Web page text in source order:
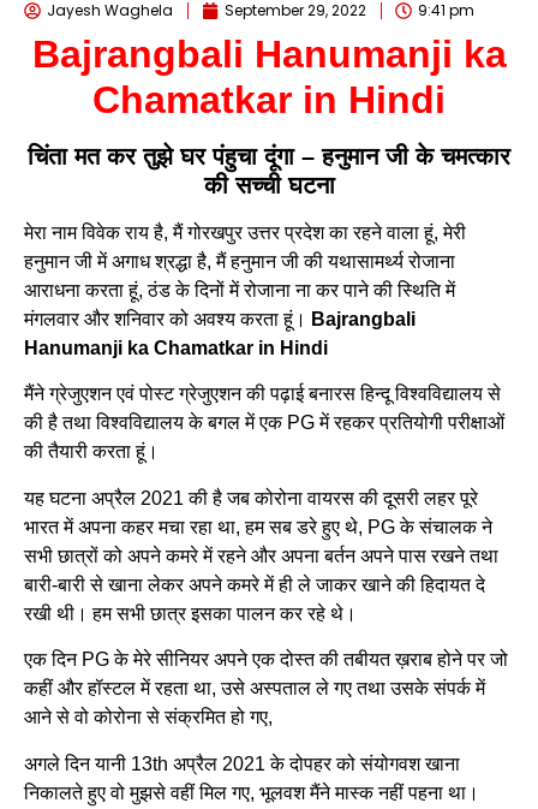
Jayesh Waghela September 29, 2022 9:41 pm
Bajrangbali Hanumanji ka
Chamatkar in Hindi
चिंता मत कर तुझे घर पंहुचा दूंगा – हनुमान जी के चमत्कार
की सच्ची घटना
मेरा नाम विवेक राय है, मैं गोरखपुर उत्तर प्रदेश का रहने वाला हूं, मेरी
हनुमान जी में अगाध श्रद्धा है, मैं हनुमान जी की यथासामर्थ्य रोजाना
आराधना करता हूं, ठंड के दिनों में रोजाना ना कर पाने की स्थिति में
मंगलवार और शनिवार को अवश्य करता हूं।
Bajrangbali
Hanumanji ka Chamatkar in Hindi
मैंने ग्रेजुएशन एवं पोस्ट ग्रेजुएशन की पढ़ाई बनारस हिन्दू विश्वविद्यालय से
की है तथा विश्वविद्यालय के बगल में एक PG में रहकर प्रतियोगी परीक्षाओं
की तैयारी करता हूं।
यह घटना अप्रैल 2021 की है जब कोरोना वायरस की दूसरी लहर पूरे
भारत में अपना कहर मचा रहा था, हम सब डरे हुए थे, PG के संचालक ने
सभी छात्रों को अपने कमरे में रहने और अपना बर्तन अपने पास रखने तथा
बारी-बारी से खाना लेकर अपने कमरे में ही ले जाकर खाने की हिदायत दे
रखी थी। हम सभी छात्र इसका पालन कर रहे थे।
एक दिन PG के मेरे सीनियर अपने एक दोस्त की तबीयत ख़राब होने पर जो
कहीं और हॉस्टल में रहता था, उसे अस्पताल ले गए तथा उसके संपर्क में
आने से वो कोरोना से संक्रमित हो गए,
अगले दिन यानी 13th अप्रैल 2021 के दोपहर को संयोगवश खाना
निकालते हुए वो मुझसे वहीं मिल गए, भूलवश मैंने मास्क नहीं पहना था।